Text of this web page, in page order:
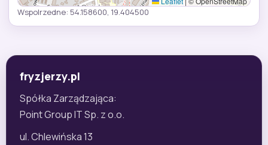
Wspolrzedne: 54.158600, 19.404500
fryzjerzy.pl
Spółka Zarządzająca:
Point Group IT Sp. z o.o.
ul. Chlewińska 13